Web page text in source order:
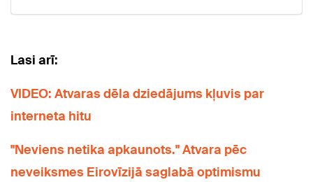
Lasi arī:
VIDEO: Atvaras dēla dziedājums kļuvis par
interneta hitu
"Neviens netika apkaunots." Atvara pēc
neveiksmes Eirovīzijā saglabā optimismu